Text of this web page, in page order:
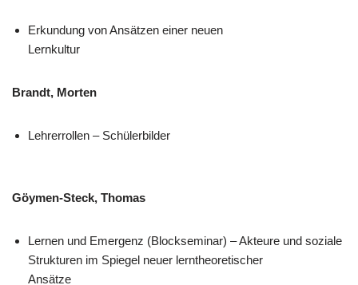
Erkundung von Ansätzen einer neuen
Lernkultur
Brandt, Morten
Lehrerrollen – Schülerbilder
Göymen-Steck, Thomas
Lernen und Emergenz (Blockseminar) – Akteure und soziale
Strukturen im Spiegel neuer lerntheoretischer
Ansätze